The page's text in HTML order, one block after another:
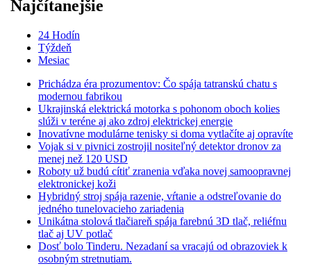
Najčítanejšie
24 Hodín
Týždeň
Mesiac
Prichádza éra prozumentov: Čo spája tatranskú chatu s
modernou fabrikou
Ukrajinská elektrická motorka s pohonom oboch kolies
slúži v teréne aj ako zdroj elektrickej energie
Inovatívne modulárne tenisky si doma vytlačíte aj opravíte
Vojak si v pivnici zostrojil nositeľný detektor dronov za
menej než 120 USD
Roboty už budú cítiť zranenia vďaka novej samoopravnej
elektronickej koži
Hybridný stroj spája razenie, vŕtanie a odstreľovanie do
jedného tunelovacieho zariadenia
Unikátna stolová tlačiareň spája farebnú 3D tlač, reliéfnu
tlač aj UV potlač
Dosť bolo Tinderu. Nezadaní sa vracajú od obrazoviek k
osobným stretnutiam.